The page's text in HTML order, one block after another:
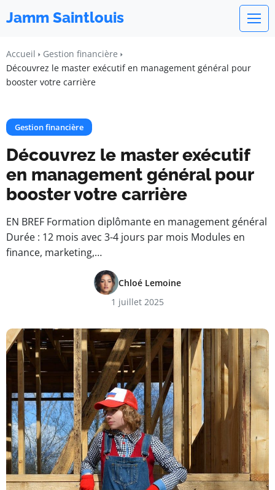
Jamm Saintlouis
Accueil
Gestion financière
Découvrez le master exécutif en management général pour
booster votre carrière
Gestion financière
Découvrez le master exécutif
en management général pour
booster votre carrière
EN BREF Formation diplômante en management général
Durée : 12 mois avec 3-4 jours par mois Modules en
finance, marketing,…
Chloé Lemoine
1 juillet 2025